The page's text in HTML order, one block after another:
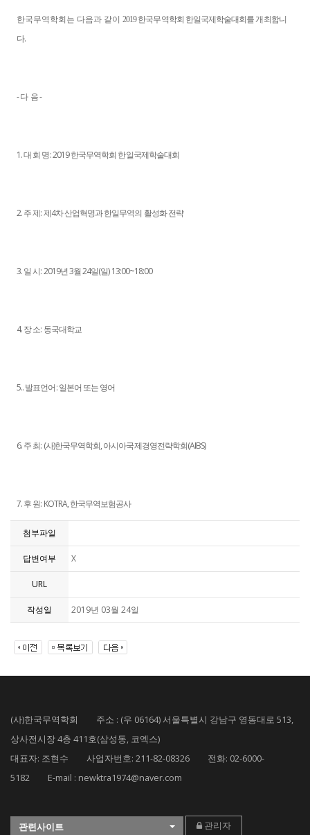
한국무역학회는 다음과 같이 2019한국무역학회 한일국제학술대회를 개최합니
다.
- 다 음 -
1. 대 회 명: 2019 한국무역학회 한일국제학술대회
2. 주 제: 제4차 산업혁명과 한일무역의 활성화 전략
3. 일 시: 2019년 3월 24일(일) 13:00~18:00
4. 장 소: 동국대학교
5.. 발표언어: 일본어 또는 영어
6. 주 최: (사)한국무역학회, 아시아국제경영전략학회(AIBS)
7. 후 원: KOTRA, 한국무역보험공사
첨부파일
답변여부 X
URL
작성일 2019년 03월 24일
(사)한국무역학회 주소 : (우 06164) 서울특별시 강남구 영동대로 513,
상사전시장 4층 411호(삼성동, 코엑스)
대표자: 조현수 사업자번호: 211-82-08326 전화: 02-6000-
5182 E-mail : newktra1974@naver.com
관련사이트 관리자